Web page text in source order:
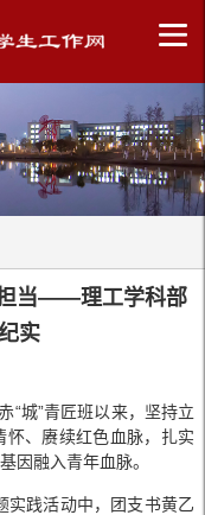
当——理工学科部
实
“城”青匠班以来，坚持立
怀、赓续红色血脉，扎实
因融入青年血脉。
实践活动中，团支书黄乙